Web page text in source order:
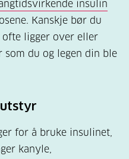
insulin
Kanskje bør du
ofte ligger over eller
du og legen din ble
utstyr
for å bruke insulinet,
kanyle,